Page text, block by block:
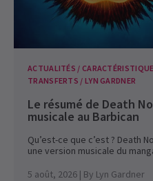
ACTUALITÉS /
TRANSFERTS / LYN GARDNER
Le résumé de Death
musicale au Barbican
Qu’est-ce que c’est ? Death
une version musicale du
5 août, 2026 | By Lyn Gardner